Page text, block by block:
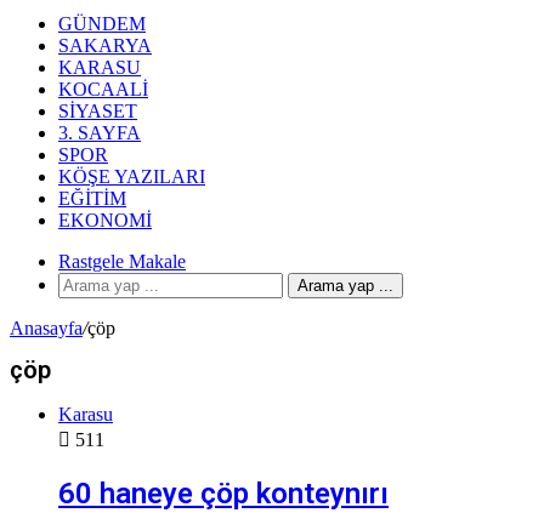
GÜNDEM
SAKARYA
KARASU
KOCAALI
SIYASET
3. SAYFA
SPOR
KÖŞE YAZILARI
EĞITIM
EKONOMI
Rastgele Makale
Arama yap ...
Anasayfa/çöp
çöp
Karasu
511
60 haneye çöp konteynırı